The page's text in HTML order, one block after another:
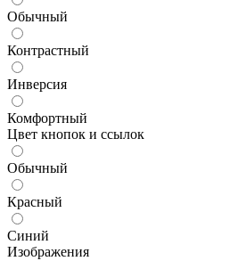
Обычный
Контрастный
Инверсия
Комфортный
Цвет кнопок и ссылок
Обычный
Красный
Синий
Изображения